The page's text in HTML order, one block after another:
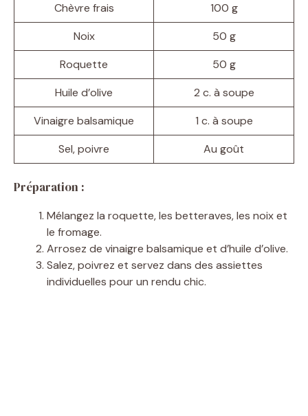
Chèvre frais
100 g
Noix
50 g
Roquette
50 g
Huile d’olive
2 c. à soupe
Vinaigre balsamique
1 c. à soupe
Sel, poivre
Au goût
Préparation :
Mélangez la roquette, les betteraves, les noix et
le fromage.
Arrosez de vinaigre balsamique et d’huile d’olive.
Salez, poivrez et servez dans des assiettes
individuelles pour un rendu chic.